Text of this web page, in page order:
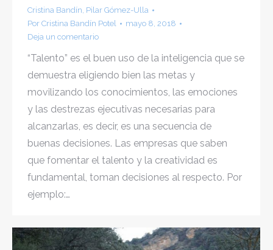
Cristina Bandín Pilar Gómez-Ulla
Por Cristina Bandín Potel
mayo 8, 2018
Deja un comentario
“Talento” es el buen uso de la inteligencia que se
demuestra eligiendo bien las metas y
movilizando los conocimientos, las emociones
y las destrezas ejecutivas necesarias para
alcanzarlas, es decir, es una secuencia de
buenas decisiones. Las empresas que saben
que fomentar el talento y la creatividad es
fundamental, toman decisiones al respecto. Por
ejemplo:…